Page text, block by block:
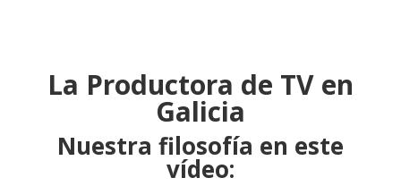
La Productora de TV en
Galicia
Nuestra filosofía en este
vídeo: